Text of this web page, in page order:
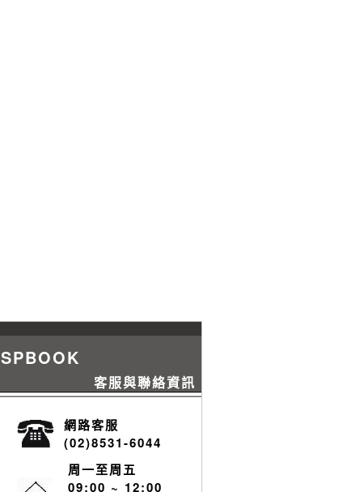
SPBOOK
客服與聯絡資訊
網路客服
(02)8531-6044
周一至周五
09:00 ~ 12:00